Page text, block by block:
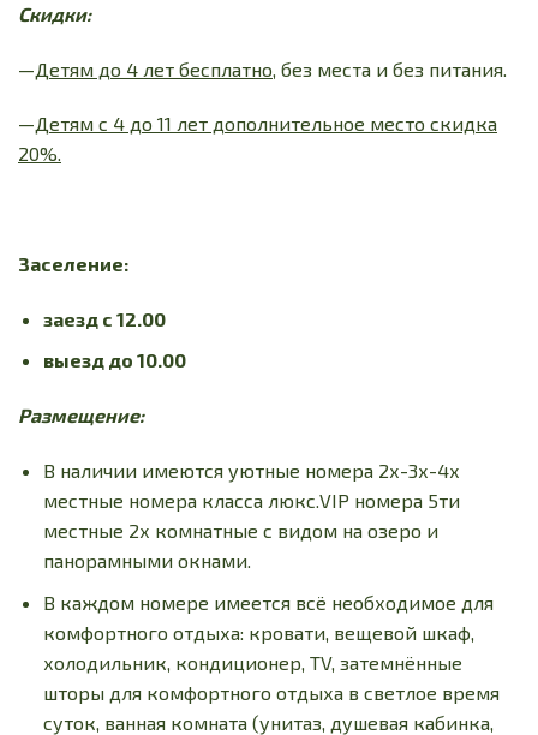
Скидки:
—Детям до 4 лет бесплатно, без места и без питания.
—Детям с 4 до 11 лет дополнительное место скидка
20%.
Заселение:
заезд с 12.00
выезд до 10.00
Размещение:
В наличии имеются уютные номера 2х-3х-4х
местные номера класса люкс.VIP номера 5ти
местные 2х комнатные с видом на озеро и
панорамными окнами.
В каждом номере имеется всё необходимое для
комфортного отдыха: кровати, вещевой шкаф,
холодильник, кондиционер, TV, затемнённые
шторы для комфортного отдыха в светлое время
суток, ванная комната (унитаз, душевая кабинка,